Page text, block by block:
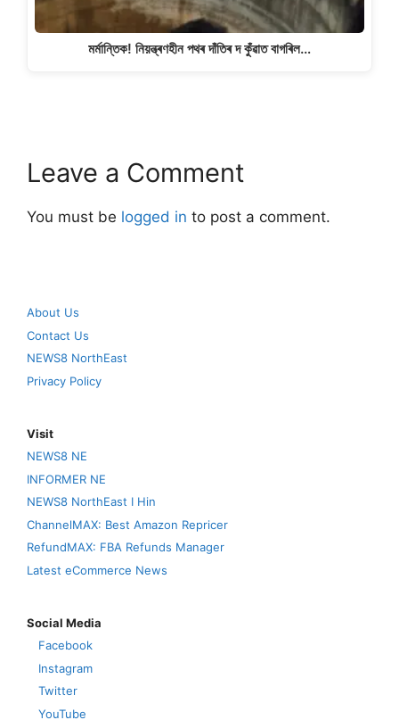
মৰ্মান্তিক! নিয়ন্ত্ৰণহীন পথৰ দাঁতিৰ দ কুঁৱাত বাগৰিল…
Leave a Comment
You must be logged in to post a comment.
About Us
Contact Us
NEWS8 NorthEast
Privacy Policy
Visit
NEWS8 NE
INFORMER NE
NEWS8 NorthEast I Hin
ChannelMAX: Best Amazon Repricer
RefundMAX: FBA Refunds Manager
Latest eCommerce News
Social Media
Facebook
Instagram
Twitter
YouTube